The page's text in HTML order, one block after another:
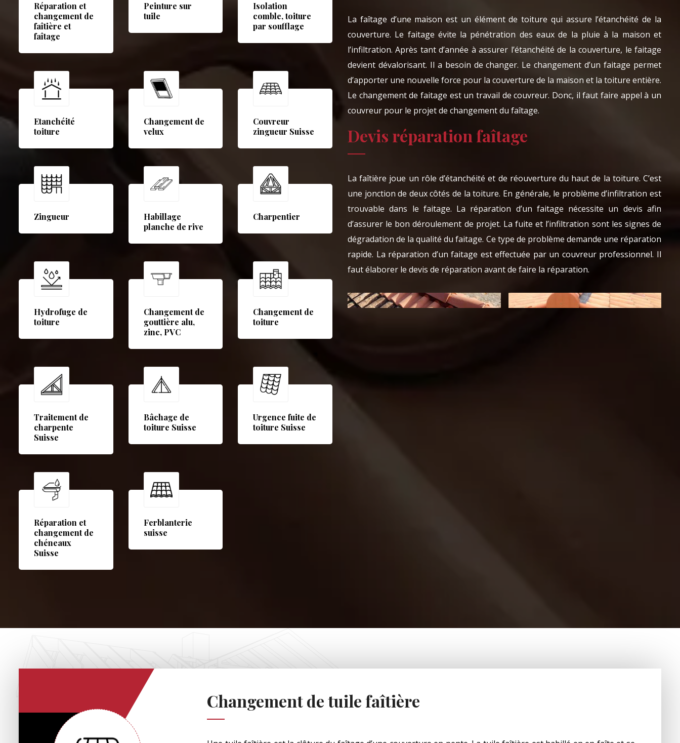
Réparation et
changement de
faîtière et
faîtage
Peinture sur
tuile
Isolation
comble, toiture
par soufflage
Etanchéité
toiture
Changement de
velux
Couvreur
zingueur Suisse
Zingueur
Habillage
planche de rive
Charpentier
Hydrofuge de
toiture
Changement de
gouttière alu,
zinc, PVC
Changement de
toiture
Traitement de
charpente
Suisse
Bâchage de
toiture Suisse
Urgence fuite de
toiture Suisse
Réparation et
changement de
chéneaux
Suisse
Ferblanterie
suisse
La faîtage d’une maison est un élément de toiture qui assure l’étanchéité de la
couverture. Le faitage évite la pénétration des eaux de la pluie à la maison et
l’infiltration. Après tant d’année à assurer l’étanchéité de la couverture, le faitage
devient dévalorisant. Il a besoin de changer. Le changement d’un faitage permet
d’apporter une nouvelle force pour la couverture de la maison et la toiture entière.
Le changement de faitage est un travail de couvreur. Donc, il faut faire appel à un
couvreur pour le projet de changement du faîtage.
Devis réparation faîtage
La faîtière joue un rôle d’étanchéité et de réouverture du haut de la toiture. C’est
une jonction de deux côtés de la toiture. En générale, le problème d’infiltration est
trouvable dans le faitage. La réparation d’un faitage nécessite un devis afin
d’assurer le bon déroulement de projet. La fuite et l’infiltration sont les signes de
dégradation de la qualité du faitage. Ce type de problème demande une réparation
rapide. La réparation d’un faitage est effectuée par un couvreur professionnel. Il
faut élaborer le devis de réparation avant de faire la réparation.
Changement de tuile faîtière